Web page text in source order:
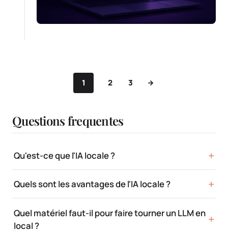
1 2 3
Questions frequentes
Qu'est-ce que l'IA locale ?
Quels sont les avantages de l'IA locale ?
Quel matériel faut-il pour faire tourner un LLM en
local ?